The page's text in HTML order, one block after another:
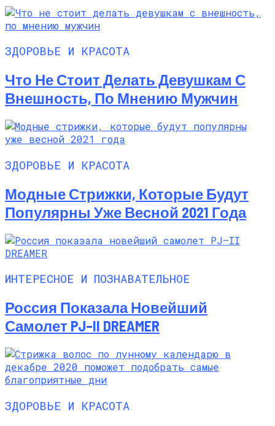
ЗДОРОВЬЕ И КРАСОТА
Что Не Стоит Делать Девушкам С
Внешность, По Мнению Мужчин
ЗДОРОВЬЕ И КРАСОТА
Модные Стрижки, Которые Будут
Популярны Уже Весной 2021 Года
ИНТЕРЕСНОЕ И ПОЗНАВАТЕЛЬНОЕ
Россия Показала Новейший
Самолет PJ–II DREAMER
ЗДОРОВЬЕ И КРАСОТА